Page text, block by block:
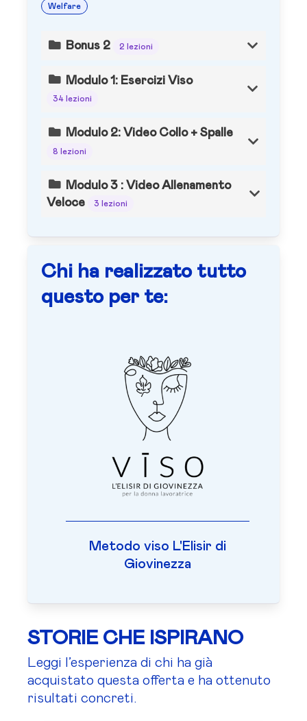
Welfare
Bonus 2 2 lezioni
Modulo 1: Esercizi Viso
34 lezioni
Modulo 2: Video Collo + Spalle
8 lezioni
Modulo 3 : Video Allenamento
Veloce
3 lezioni
Chi ha realizzato tutto
questo per te:
Metodo viso L'Elisir di
Giovinezza
STORIE CHE ISPIRANO
Leggi l’esperienza di chi ha già
acquistato questa offerta e ha ottenuto
risultati concreti.